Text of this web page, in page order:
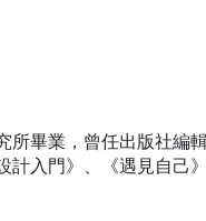
所畢業，曾任出版社編
計入門》、《遇見自己